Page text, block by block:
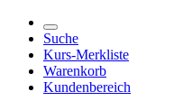
Suche
Kurs-Merkliste
Warenkorb
Kundenbereich